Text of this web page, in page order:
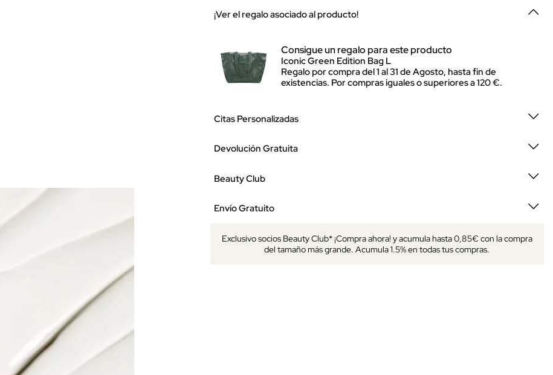
¡Ver el regalo asociado al producto!
Consigue un regalo para este producto
Iconic Green Edition Bag L
Regalo por compra del 1 al 31 de Agosto, hasta fin de
existencias. Por compras iguales o superiores a 120 €.
Citas Personalizadas
Devolución Gratuita
Beauty Club
Envío Gratuito
Exclusivo socios Beauty Club* ¡Compra ahora! y acumula hasta 0,85€ con la compra
del tamaño más grande. Acumula 1.5% en todas tus compras.